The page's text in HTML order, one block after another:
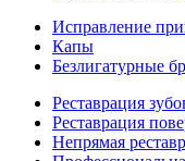
Исправление
Капы
Безлигатурные
Реставрация
Реставрация
Непрямая